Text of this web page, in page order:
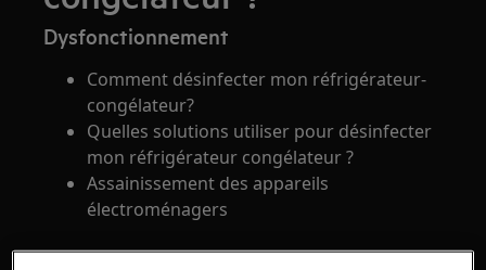
Dysfonctionnement
Comment désinfecter mon réfrigérateur-
congélateur?
Quelles solutions utiliser pour désinfecter
mon réfrigérateur congélateur ?
Assainissement des appareils
électroménagers